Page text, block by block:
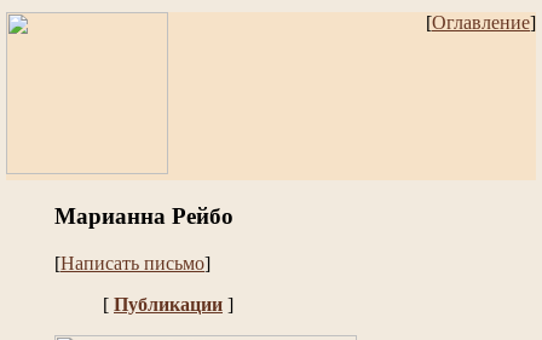
[Оглавление]
Марианна Рейбо
[Написать письмо]
[ Публикации ]